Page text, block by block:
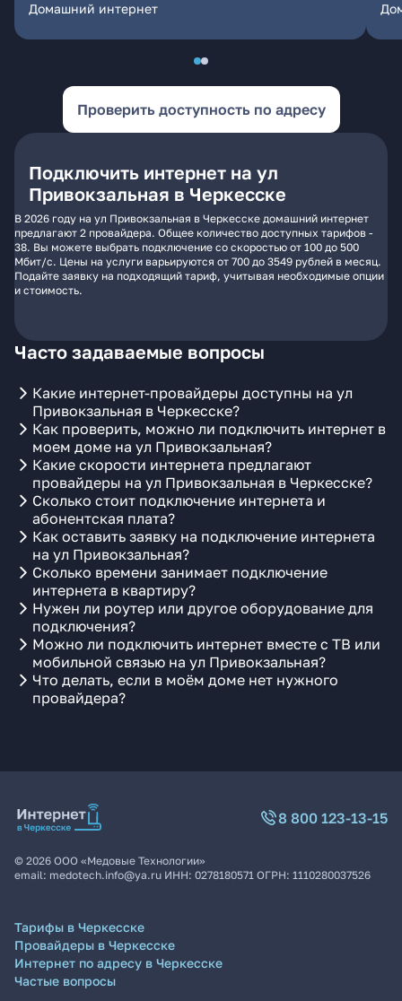
Домашний интернет
Проверить доступность по адресу
Подключить интернет на ул
Привокзальная в Черкесске
В 2026 году на ул Привокзальная в Черкесске домашний интернет
предлагают 2 провайдера. Общее количество доступных тарифов -
38. Вы можете выбрать подключение со скоростью от 100 до 500
Мбит/с. Цены на услуги варьируются от 700 до 3549 рублей в месяц.
Подайте заявку на подходящий тариф, учитывая необходимые опции
и стоимость.
Часто задаваемые вопросы
Какие интернет-провайдеры доступны на ул
Привокзальная в Черкесске?
Как проверить, можно ли подключить интернет в
моем доме на ул Привокзальная?
Какие скорости интернета предлагают
провайдеры на ул Привокзальная в Черкесске?
Сколько стоит подключение интернета и
абонентская плата?
Как оставить заявку на подключение интернета
на ул Привокзальная?
Сколько времени занимает подключение
интернета в квартиру?
Нужен ли роутер или другое оборудование для
подключения?
Можно ли подключить интернет вместе с ТВ или
мобильной связью на ул Привокзальная?
Что делать, если в моём доме нет нужного
провайдера?
8 800 123-13-15
© 2026 ООО «Медовые Технологии»
email: medotech.info@ya.ru ИНН: 0278180571 ОГРН: 1110280037526
Тарифы в Черкесске
Провайдеры в Черкесске
Интернет по адресу в Черкесске
Частые вопросы